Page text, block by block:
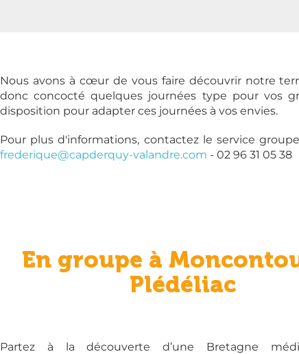
Nous avons à cœur de vous faire découvrir notre
donc concocté quelques journées type pour vos
disposition pour adapter ces journées à vos envies.
Pour plus d'informations, contactez le service
frederique@capderquy-valandre.com - 02 96 31 05 38
En groupe à
Plédéliac
Partez à la découverte d’une Bretagne